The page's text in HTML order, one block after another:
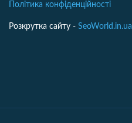
Політика конфіденційності
Розкрутка сайту - SeoWorld.in.ua